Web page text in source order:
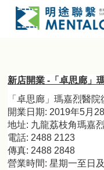
新店開業 -「卓思廊」
「卓思廊」瑪嘉烈醫
開業日期: 2019年5月
地址: 九龍荔枝角瑪嘉
電話: 2488 2123
傳真: 2488 2848
營業時間: 星期一至日